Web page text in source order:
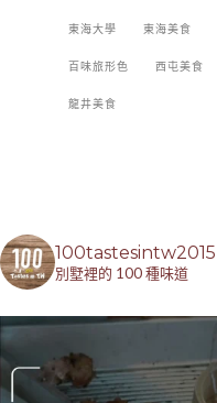
東海大學 東海美食
百味旅形色 西屯美食
龍井美食
100tastesintw2015
別墅裡的 100 種味道